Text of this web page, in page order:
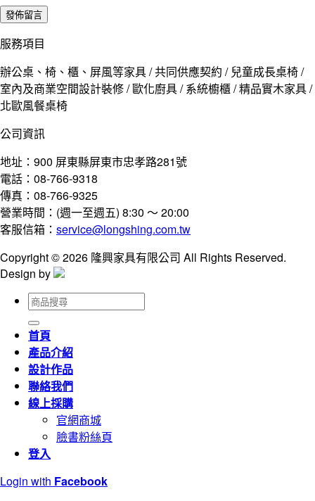
服務項目
辦公桌、椅、櫃、屏風等家具 / 共同供應契約 / 兒童成長桌椅 /
室內及商業空間設計裝修 / 歐化廚具 / 系統櫥櫃 / 精品實木家具 /
北歐風餐桌椅
公司資訊
地址：900 屏東縣屏東市忠孝路281號
電話：08-766-9318
傳真：08-766-9325
營業時間：(週一至週五) 8:30 ～ 20:00
客服信箱： service@longshing.com.tw
Copyright © 2026 隆興家具有限公司 All Rights Reserved.
Design by
搜
尋
關
鍵
字:
首頁
產品介紹
設計作品
聯絡我們
線上採購
官網商城
臉書粉絲頁
登入
Login with Facebook